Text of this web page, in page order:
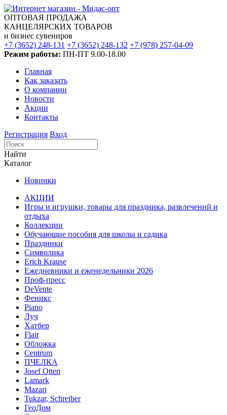
ОПТОВАЯ ПРОДАЖА
КАНЦЕЛЯРСКИХ ТОВАРОВ
и бизнес сувениров
+7 (3652) 248-131 +7 (3652) 248-132 +7 (978) 257-04-09
Режим работы: ПН-ПТ 9.00-18.00
Главная
Как заказать
О компании
Новости
Акции
Контакты
Регистрация Вход
Найти
Каталог
Новинки
АКЦИИ
Игры и игрушки, товары для праздника, развлечений и
отдыха
Коллекции
Обучающие пособия для школы и садика
Праздники
Символика
Erich Krause
Ежедневники и еженедельники 2026
Проф-пресс
DeVente
Феникс
Piano
Луч
Хатбер
Flair
Обложка
Centrum
ПЧЕЛКА
Josef Otten
Lamark
Mazari
Tukzar, Schreiber
ГеоДом